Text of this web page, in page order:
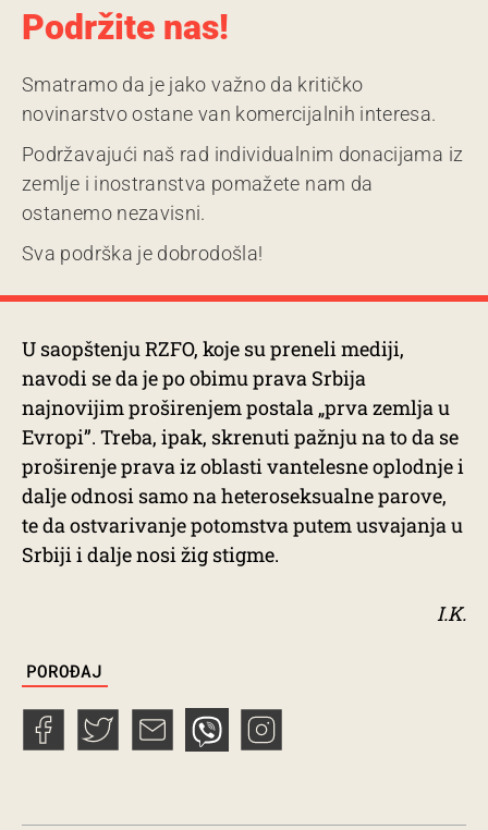
Podržite nas!
Smatramo da je jako važno da kritičko
novinarstvo ostane van komercijalnih interesa.
Podržavajući naš rad individualnim donacijama iz
zemlje i inostranstva pomažete nam da
ostanemo nezavisni.
Sva podrška je dobrodošla!
U saopštenju RZFO, koje su preneli mediji,
navodi se da je po obimu prava Srbija
najnovijim proširenjem postala „prva zemlja u
Evropi”. Treba, ipak, skrenuti pažnju na to da se
proširenje prava iz oblasti vantelesne oplodnje i
dalje odnosi samo na heteroseksualne parove,
te da ostvarivanje potomstva putem usvajanja u
Srbiji i dalje nosi žig stigme.
I.K.
POROĐAJ